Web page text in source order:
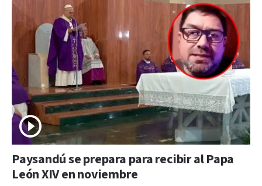
Paysandú se prepara para recibir al Papa
León XIV en noviembre